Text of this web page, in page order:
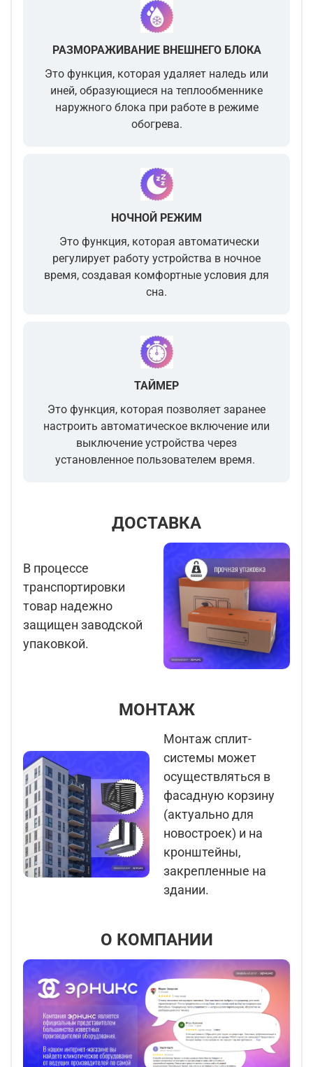
РАЗМОРАЖИВАНИЕ ВНЕШНЕГО БЛОКА
Это функция, которая удаляет наледь или
иней, образующиеся на теплообменнике
наружного блока при работе в режиме
обогрева.
НОЧНОЙ РЕЖИМ
Это функция, которая автоматически
регулирует работу устройства в ночное
время, создавая комфортные условия для
сна.
ТАЙМЕР
Это функция, которая позволяет заранее
настроить автоматическое включение или
выключение устройства через
установленное пользователем время.
ДОСТАВКА
В процессе
транспортировки
товар надежно
защищен заводской
упаковкой.
МОНТАЖ
Монтаж сплит-
системы может
осуществляться в
фасадную корзину
(актуально для
новостроек) и на
кронштейны,
закрепленные на
здании.
О КОМПАНИИ